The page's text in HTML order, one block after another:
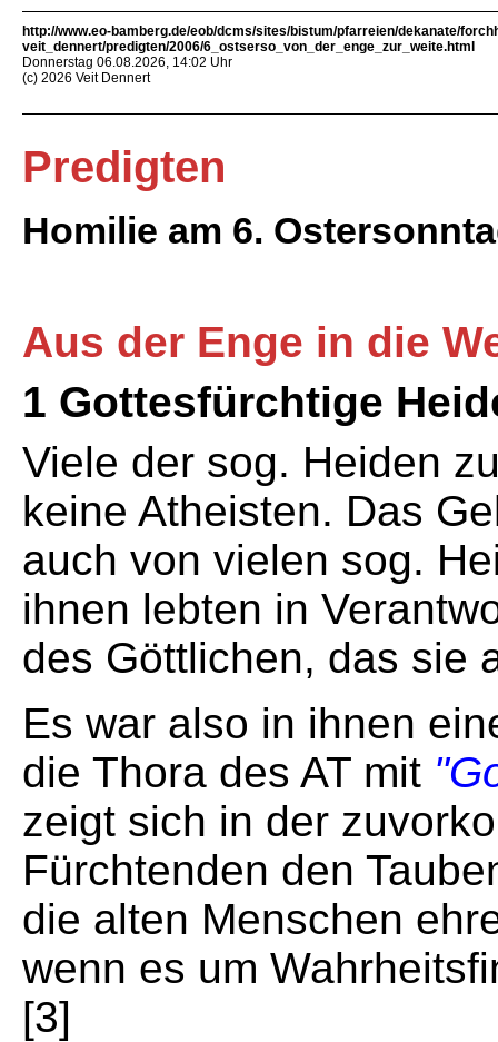
http://www.eo-bamberg.de/eob/dcms/sites/bistum/pfarreien/dekanate/
veit_dennert/predigten/2006/6_ostserso_von_der_enge_zur_weite.html
Donnerstag 06.08.2026, 14:02 Uhr
(c) 2026 Veit Dennert
Predigten
Homilie am 6.
Aus der Enge in die
1 Gottesfürchtige
Viele der sog. Heiden
keine Atheisten. Das
auch von vielen sog.
ihnen lebten in
des Göttlichen, das sie
Es war also in ihnen
die Thora des AT mit
zeigt sich in der
Fürchtenden den
die alten Menschen
wenn es um
[3]